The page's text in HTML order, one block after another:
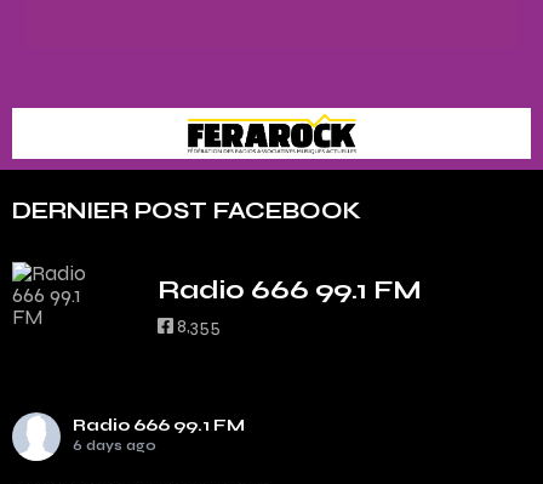
DERNIER POST FACEBOOK
Radio 666 99.1 FM
8,355
Radio 666 99.1 FM
6 days ago